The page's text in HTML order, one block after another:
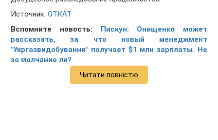
Источник:ОТКАТ
Вспомните новость: Пискун: Онищенко может
рассказать, за что новый менеджмент
"Укргазвидобування" получает $1 млн зарплаты. Не
за молчание ли?
Читати повністю